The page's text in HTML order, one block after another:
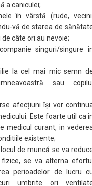
a caniculei;
în vârstă (rude,
vă de starea de
câte ori au nevoie;
singuri/singure
la cel mai mic semn
sau
afecțiuni își vor
Este foarte util ca
medicul curant, in
existente;
de muncă se va
se va alterna
perioadelor de lucru
umbrite ori